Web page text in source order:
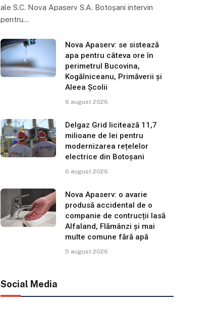
ale S.C. Nova Apaserv S.A. Botoșani intervin
pentru…
Nova Apaserv: se sistează
apa pentru câteva ore în
perimetrul Bucovina,
Kogălniceanu, Primăverii și
Aleea Școlii
6 august 2026
Delgaz Grid licitează 11,7
milioane de lei pentru
modernizarea rețelelor
electrice din Botoșani
6 august 2026
Nova Apaserv: o avarie
produsă accidental de o
companie de contrucții lasă
Alfaland, Flămânzi și mai
multe comune fără apă
5 august 2026
Social Media